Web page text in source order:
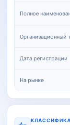
толщина
зарезаны под
под
Полное
Организационный
Дата регистрации
На рынке